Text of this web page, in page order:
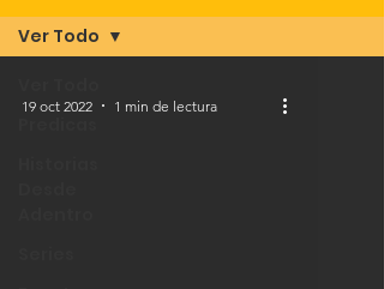
Ver Todo
19 oct 2022 1 min de lectura